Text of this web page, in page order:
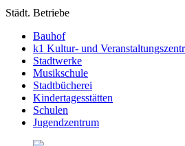
Städt. Betriebe
Bauhof
k1 Kultur- und
Stadtwerke
Musikschule
Stadtbücherei
Kindertagesstätten
Schulen
Jugendzentrum